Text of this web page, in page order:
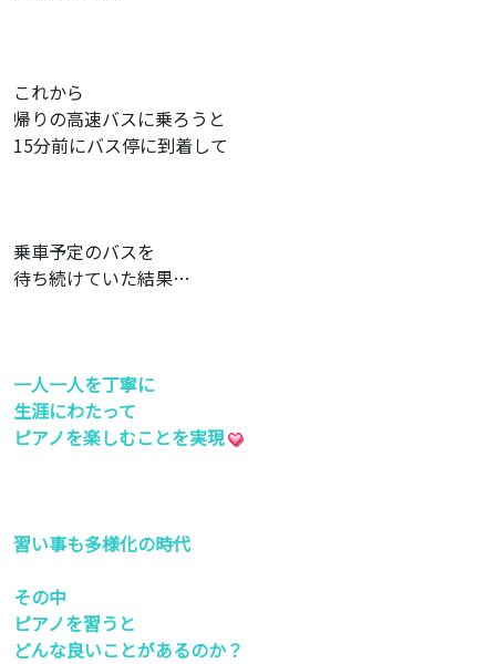
これから
帰りの高速バスに乗ろうと
15分前にバス停に到着して
乗車予定のバスを
待ち続けていた結果…
一人一人を丁寧に
生涯にわたって
ピアノを楽しむことを実現
習い事も多様化の時代
その中
ピアノを習うと
どんな良いことがあるのか？